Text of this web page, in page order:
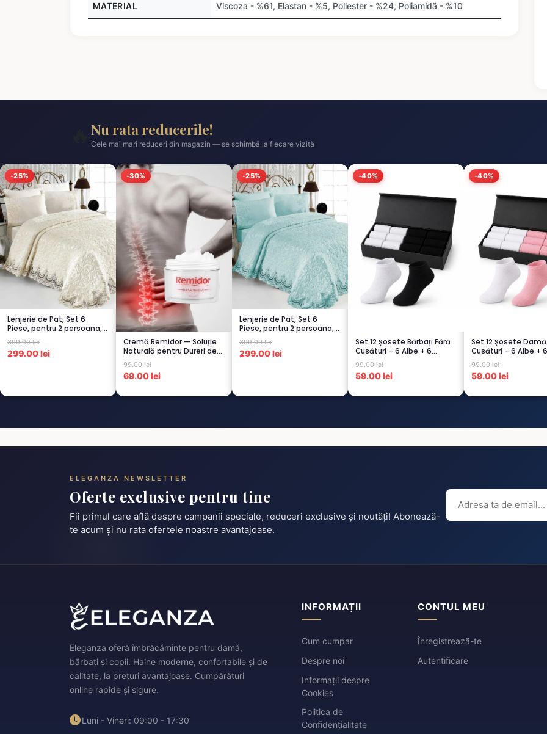
MATERIAL Viscoza - %61, Elastan - %5, Poliester - %24, Poliamidă - %10
Nu rata reducerile!
Cele mai mari reduceri din magazin — se schimbă la fiecare vizită
-25%
Lenjerie de Pat, Set 6
Piese, pentru 2 persoana,
CREM-4...
399.00 lei
299.00 lei
-30%
Cremă Remidor — Soluție
Naturală pentru Dureri de
Spate...
99.00 lei
69.00 lei
-25%
Lenjerie de Pat, Set 6
Piese, pentru 2 persoana,
TURCOA...
399.00 lei
299.00 lei
-40%
Set 12 Șosete Bărbați Fără
Cusături – 6 Albe + 6
Negre...
99.00 lei
59.00 lei
-40%
Set 12 Șosete Damă
Cusături – 6 Albe +
Scu...
99.00 lei
59.00 lei
ELEGANZA NEWSLETTER
Oferte exclusive pentru tine
Fii primul care află despre campanii speciale, reduceri exclusive și noutăți! Abonează-
te acum și nu rata ofertele noastre avantajoase.
Eleganza oferă îmbrăcăminte pentru damă,
bărbați și copii. Haine moderne, confortabile și de
calitate, la prețuri avantajoase. Cumpărături
online rapide și sigure.
Luni - Vineri: 09:00 - 17:30
INFORMAȚII
Cum cumpar
Despre noi
Informații despre
Cookies
Politica de
Confidențialitate
CONTUL MEU
Înregistrează-te
Autentificare